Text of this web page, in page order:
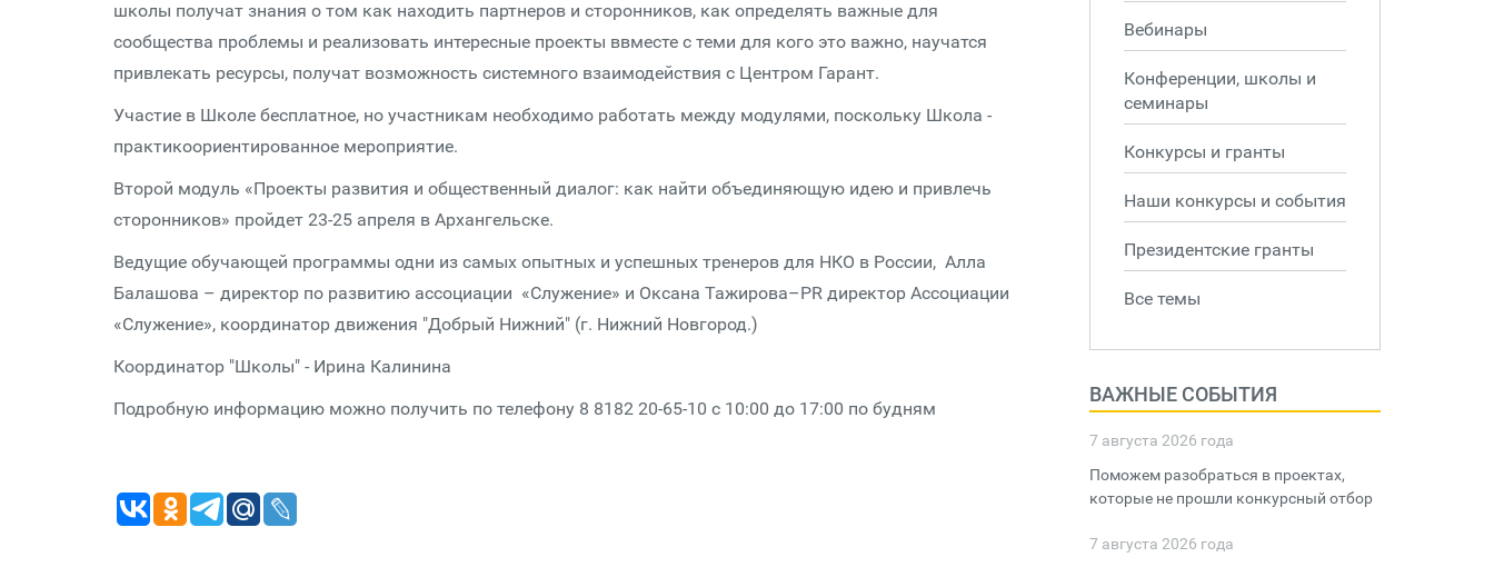
школы получат знания о том как находить партнеров и сторонников, как определять важные для
сообщества проблемы и реализовать интересные проекты ввместе с теми для кого это важно, научатся
привлекать ресурсы, получат возможность системного взаимодействия с Центром Гарант.
Участие в Школе бесплатное, но участникам необходимо работать между модулями, поскольку Школа -
практикоориентированное мероприятие.
Второй модуль «Проекты развития и общественный диалог: как найти объединяющую идею и привлечь
сторонников» пройдет 23-25 апреля в Архангельске.
Ведущие обучающей программы одни из самых опытных и успешных тренеров для НКО в России, Алла
Балашова – директор по развитию ассоциации «Служение» и Оксана Тажирова–PR директор Ассоциации
«Служение», координатор движения "Добрый Нижний" (г. Нижний Новгород.)
Координатор "Школы" - Ирина Калинина
Подробную информацию можно получить по телефону 8 8182 20-65-10 с 10:00 до 17:00 по будням
Вебинары
Конференции, школы и
семинары
Конкурсы и гранты
Наши конкурсы и события
Президентские гранты
Все темы
ВАЖНЫЕ СОБЫТИЯ
7 августа 2026 года
Поможем разобраться в проектах,
которые не прошли конкурсный отбор
7 августа 2026 года